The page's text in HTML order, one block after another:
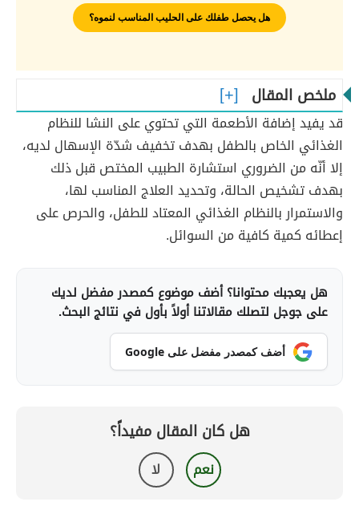
هل يحصل طفلك على الحليب المناسب لنموه؟
ملخص المقال
قد يفيد إضافة الأطعمة التي تحتوي على النشا للنظام
الغذائي الخاص بالطفل بهدف تخفيف شدّة الإسهال لديه،
إلا أنّه من الضروري استشارة الطبيب المختص قبل ذلك
بهدف تشخيص الحالة، وتحديد العلاج المناسب لها،
والاستمرار بالنظام الغذائي المعتاد للطفل، والحرص على
إعطائه كمية كافية من السوائل.
هل يعجبك محتوانا؟ أضف موضوع كمصدر مفضل لديك
على جوجل لتصلك مقالاتنا أولاً بأول في نتائج البحث.
أضف كمصدر مفضل على Google
هل كان المقال مفيداً؟
نعم لا